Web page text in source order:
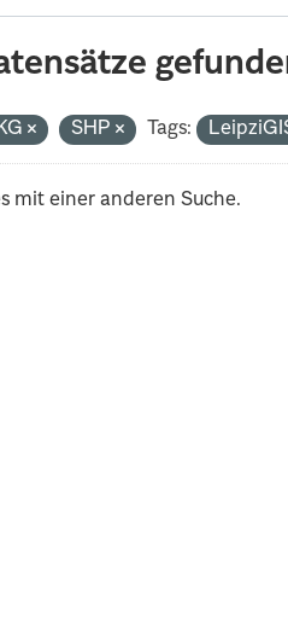
SHP Tags:
mit einer anderen Suche.